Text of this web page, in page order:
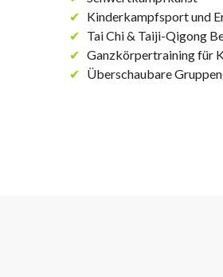
✔ Kinderkampfsport und
✔ Tai Chi & Taiji-Qigong
✔ Ganzkörpertraining für
✔ Überschaubare